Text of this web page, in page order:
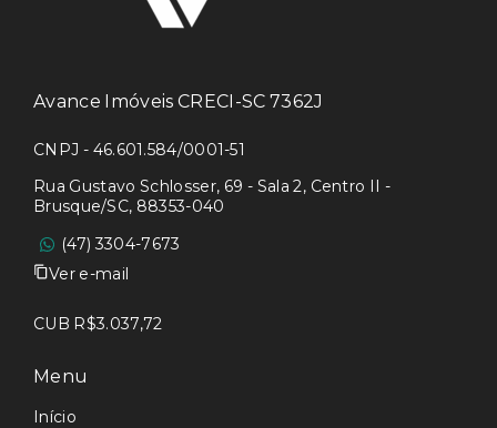
Avance Imóveis CRECI-SC 7362J
CNPJ - 46.601.584/0001-51
Rua Gustavo Schlosser, 69 - Sala 2, Centro II -
Brusque/SC, 88353-040
(47) 3304-7673
Ver e-mail
CUB R$3.037,72
Menu
Início